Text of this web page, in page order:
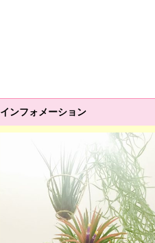
インフォメーション